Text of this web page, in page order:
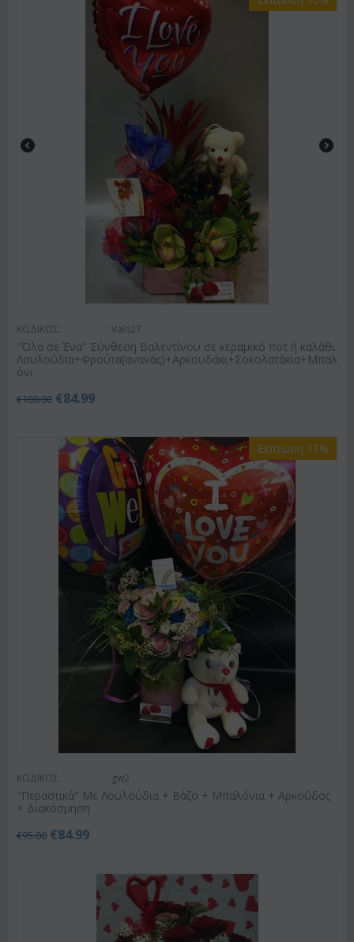
ΚΩΔΙΚΟΣ: Valn27
"Όλα σε Ένα" Σύνθεση Βαλεντίνου σε κεραμικό ποτ ή καλάθι.
Λουλούδια+Φρούτα(ανανάς)+Αρκουδάκι+Σοκολατάκια+Μπαλ
όνι
€100.00 €84.99
Έκπτωση 11%
ΚΩΔΙΚΟΣ: gw2
"Περαστικά" Με Λουλούδια + Βάζο + Μπαλόνια + Αρκούδος
+ Διακόσμηση
€95.00 €84.99